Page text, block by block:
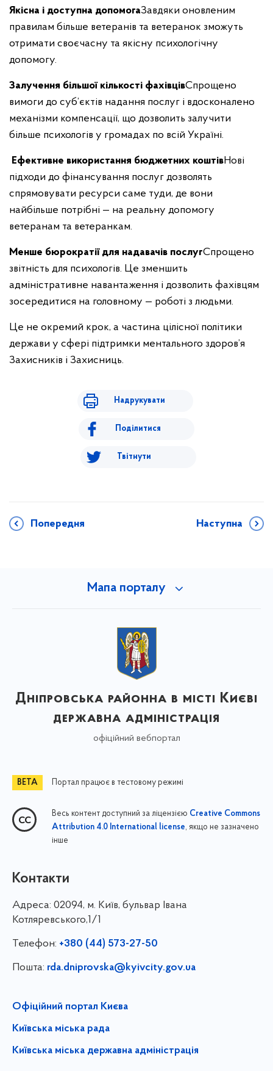
Якісна і доступна допомогаЗавдяки оновленим
правилам більше ветеранів та ветеранок зможуть
отримати своєчасну та якісну психологічну
допомогу.
Залучення більшої кількості фахівцівСпрощено
вимоги до суб’єктів надання послуг і вдосконалено
механізми компенсації, що дозволить залучити
більше психологів у громадах по всій Україні.
Ефективне використання бюджетних коштівНові
підходи до фінансування послуг дозволять
спрямовувати ресурси саме туди, де вони
найбільше потрібні — на реальну допомогу
ветеранам та ветеранкам.
Менше бюрократії для надавачів послугСпрощено
звітність для психологів. Це зменшить
адміністративне навантаження і дозволить фахівцям
зосередитися на головному — роботі з людьми.
Це не окремий крок, а частина цілісної політики
держави у сфері підтримки ментального здоров’я
Захисників і Захисниць.
Надрукувати
Поділитися
Твітнути
Попередня Наступна
Мапа порталу
Дніпровська районна в місті Києві
державна адміністрація
офіційний вебпортал
Портал працює в тестовому режимі
Весь контент доступний за ліцензією Creative Commons
Attribution 4.0 International license, якщо не зазначено
інше
Контакти
Адреса: 02094, м. Київ, бульвар Івана
Котляревського,1/1
Телефон: +380 (44) 573-27-50
Пошта: rda.dniprovska@kyivcity.gov.ua
Офіційний портал Києва
Київська міська рада
Київська міська державна адміністрація